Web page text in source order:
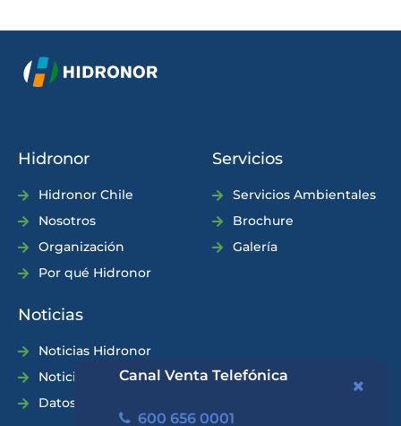
Canal Venta Telefónica
600 656 0001
Hidronor
Hidronor Chile
Nosotros
Organización
Por qué Hidronor
Servicios
Servicios Ambientales
Brochure
Galería
Noticias
Noticias Hidronor
Noticias Industria
Datos Prácticos